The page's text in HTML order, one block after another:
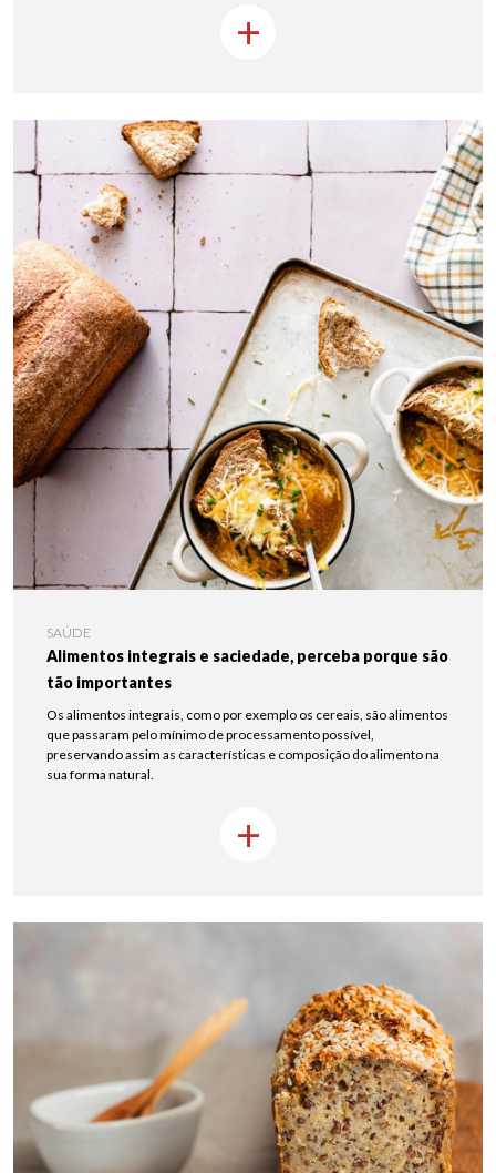
+
SAÚDE
Alimentos integrais e saciedade, perceba porque são
tão importantes
Os alimentos integrais, como por exemplo os cereais, são alimentos
que passaram pelo mínimo de processamento possível,
preservando assim as características e composição do alimento na
sua forma natural.
+